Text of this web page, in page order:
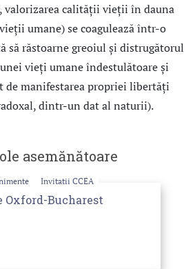
valorizarea calităţii vieţii în dauna
umane) se coagulează într-o
să răstoarne greoiul şi distrugătorul
vieţi umane îndestulătoare şi
de manifestarea propriei libertăţi
dintr-un dat al naturii).
asemănătoare
Invitatii CCEA
Oxford-Bucharest